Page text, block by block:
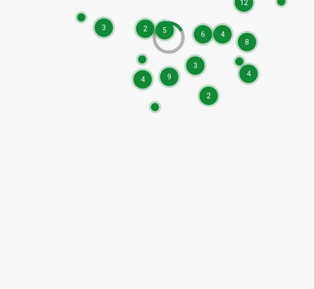
2
8
12
5
9
4
6 4
2
4
3
3